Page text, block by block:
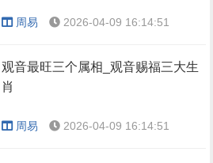
周易 2026-04-09 16:14:51
观音最旺三个属相_观音赐福三大生
肖
周易 2026-04-09 16:14:51